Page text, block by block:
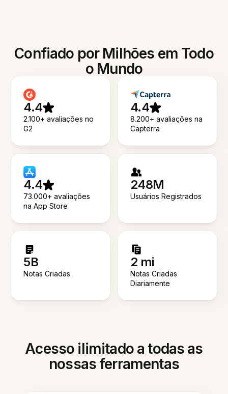
Confiado por Milhões em Todo
o Mundo
4.4
2.100+ avaliações no
G2
4.4
8.200+ avaliações na
Capterra
4.4
73.000+ avaliações
na App Store
248M
Usuários Registrados
5B
Notas Criadas
2 mi
Notas Criadas
Diariamente
Acesso ilimitado a todas as
nossas ferramentas